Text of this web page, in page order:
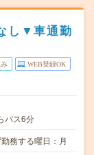
し▼車通勤
WEB登録OK
バス6分
務する曜日：月